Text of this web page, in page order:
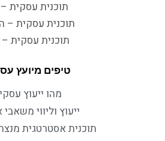
תוכנית עסקית
תוכנית עסקית –
תוכנית עסקית
טיפים מיועץ
מהו ייעוץ עסקי
ייעוץ וליווי
תוכנית אסטרטגית